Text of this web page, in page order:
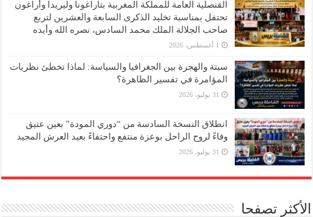
القنصلية العامة للمملكة المغربية بتاراغونا وليريدا وأراغون
تحتفل بمناسبة تخليد الذكرى السابعة والعشرين لتربع
صاحب الجلالة الملك محمد السادس، نصره الله وأيده
1 أغسطس، 2026
سبتة والهجرة بين الجغرافيا والسياسة: لماذا تخطئ نظريات
المؤامرة في تفسير الظاهرة؟
31 يوليو، 2026
انطلاق النسخة السادسة من “دوري المودة” بعين عتيق
وفاءً لروح الراحل بوعزة منتفع واحتفاءً بعيد العرش المجيد
31 يوليو، 2026
الأكثر تصفحا